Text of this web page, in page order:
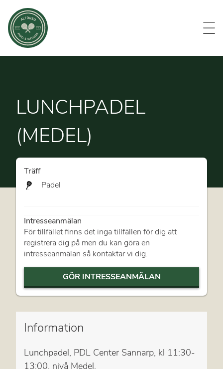
Evenemang
LUNCHPADEL
(MEDEL)
Information
Lunchpadel, PDL Center Sannarp, kl 11:30-
13:00, nivå Medel.
Träff
Padel
Intresseanmälan
För tillfället finns det inga tillfällen för dig att
registrera dig på men du kan göra en
intresseanmälan så kontaktar vi dig.
GÖR INTRESSEANMÄLAN